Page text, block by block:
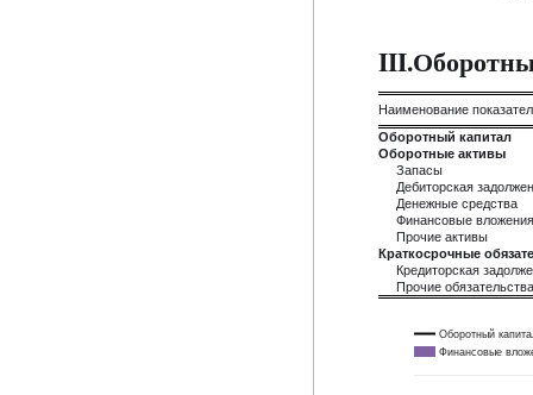
Наименование
Оборотный капитал
Оборотные активы
Запасы
Дебиторская
Денежные средства
Финансовые вложения
Прочие активы
Краткосрочные
Кредиторская
Прочие обязательства
Оборотный
Финансовые